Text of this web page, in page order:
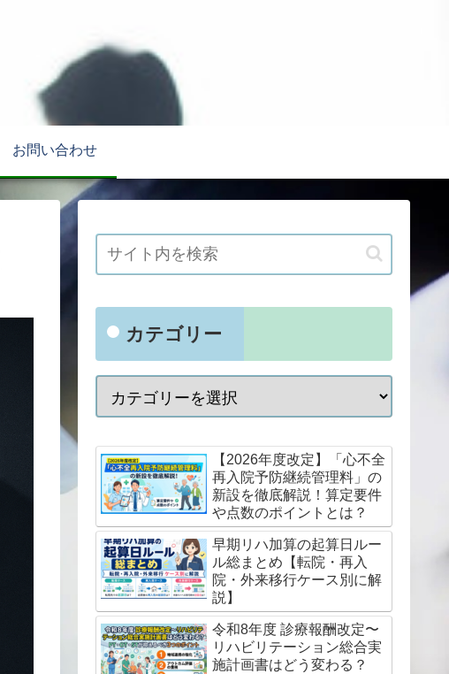
お問い合わせ
カテゴリー
【2026年度改定】「心不全
再入院予防継続管理料」の
新設を徹底解説！算定要件
や点数のポイントとは？
早期リハ加算の起算日ルー
ル総まとめ【転院・再入
院・外来移行ケース別に解
説】
令和8年度 診療報酬改定〜
リハビリテーション総合実
施計画書はどう変わる？